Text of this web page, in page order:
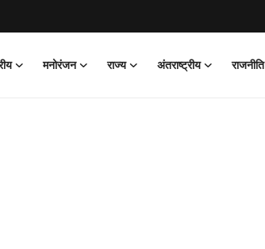
मनोरंजन राज्य अंतराष्ट्रीय राजनीति